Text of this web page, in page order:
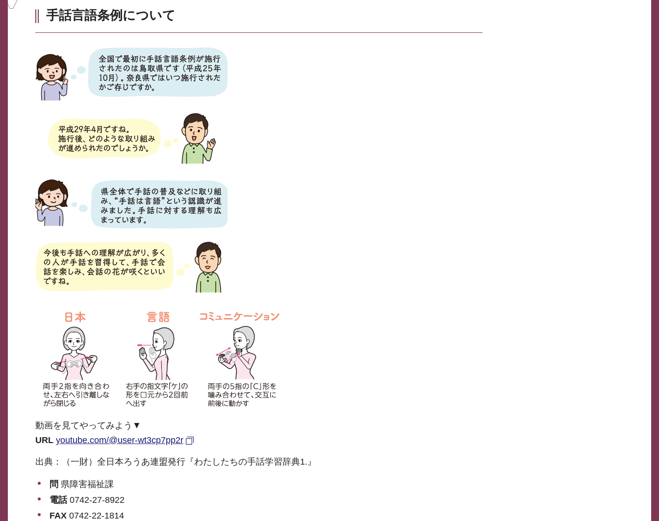
手話言語条例について
動画を見てやってみよう▼
URL youtube.com/@user-wt3cp7pp2r
出典：（一財）全日本ろうあ連盟発行『わたしたちの手話学習辞典1.』
問 県障害福祉課
電話0742-27-8922
FAX0742-22-1814